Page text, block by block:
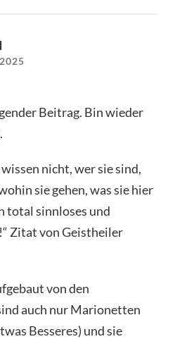
Beitrag. Bin wieder
nicht, wer sie sind,
sie gehen, was sie hier
total sinnloses und
Zitat von Geistheiler
von den
auch nur Marionetten
Besseres) und sie